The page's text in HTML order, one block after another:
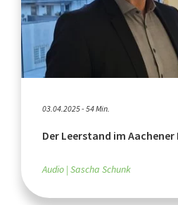
03.04.2025 - 54 Min.
Der Leerstand im
Audio Sascha Schunk